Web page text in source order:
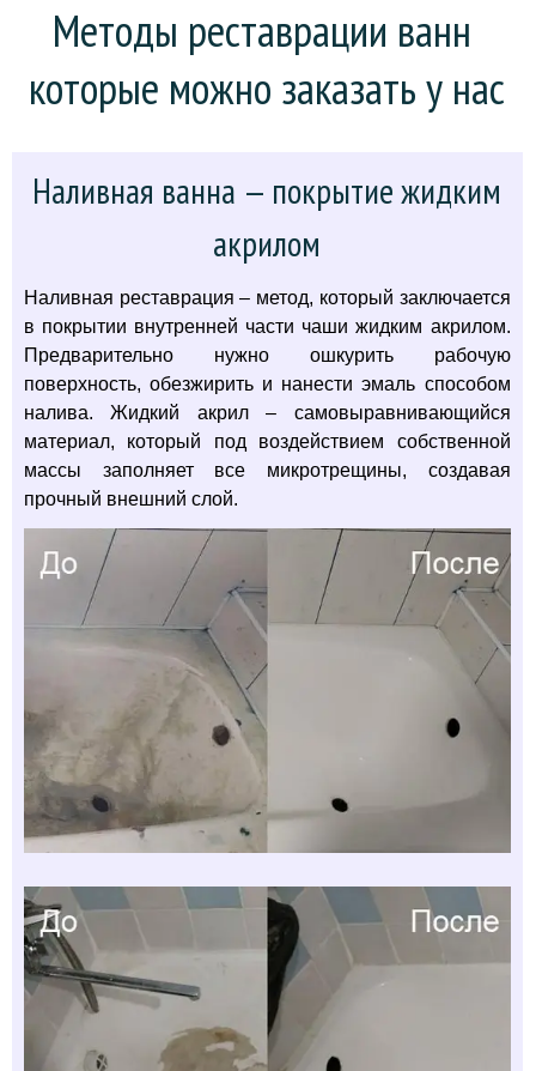
Методы реставрации ванн
которые можно заказать у нас
Наливная ванна — покрытие жидким
акрилом
Наливная реставрация – метод, который заключается
в покрытии внутренней части чаши жидким акрилом.
Предварительно нужно ошкурить рабочую
поверхность, обезжирить и нанести эмаль способом
налива. Жидкий акрил – самовыравнивающийся
материал, который под воздействием собственной
массы заполняет все микротрещины, создавая
прочный внешний слой.